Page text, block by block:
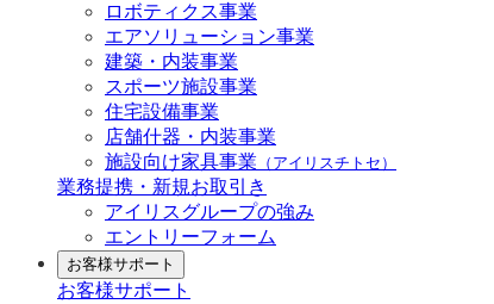
ロボティクス事業
エアソリューション事業
建築・内装事業
スポーツ施設事業
住宅設備事業
店舗什器・内装事業
施設向け家具事業 （アイリスチトセ）
業務提携・新規お取引き
アイリスグループの強み
エントリーフォーム
お客様サポート
お客様サポート